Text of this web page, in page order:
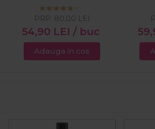
54,90 LEI / buc
PRP: 80,00 LEI
Adauga in cos